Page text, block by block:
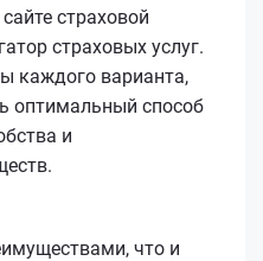
страховой
страховых услуг.
каждого варианта,
оптимальный способ
и
что и